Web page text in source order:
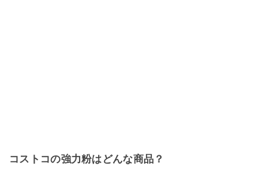
コストコの強力粉はどんな商品？